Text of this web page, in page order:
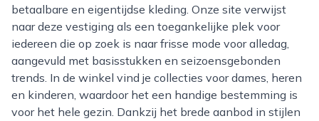
betaalbare en eigentijdse kleding. Onze site verwijst
naar deze vestiging als een toegankelijke plek voor
iedereen die op zoek is naar frisse mode voor alledag,
aangevuld met basisstukken en seizoensgebonden
trends. In de winkel vind je collecties voor dames, heren
en kinderen, waardoor het een handige bestemming is
voor het hele gezin. Dankzij het brede aanbod in stijlen